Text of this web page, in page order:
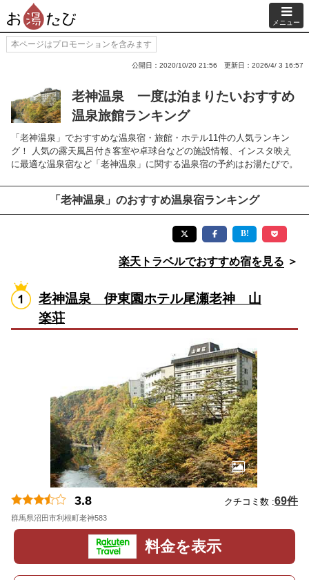
メニュー
本ページはプロモーションを含みます
公開日：2020/10/20 21:56 更新日：2026/4/ 3 16:57
老神温泉 一度は泊まりたいおすすめ
温泉旅館ランキング
「老神温泉」でおすすめな温泉宿・旅館・ホテル11件の人気ランキン
グ！ 人気の露天風呂付き客室や卓球台などの施設情報、インスタ映え
に最適な温泉宿など「老神温泉」に関する温泉宿の予約はお湯たびで。
「老神温泉」のおすすめ温泉宿ランキング
楽天トラベルでおすすめ宿を見る ＞
老神温泉 伊東園ホテル尾瀬老神 山
楽荘
3.8 クチコミ数 :69件
群馬県沼田市利根町老神583
料金を表示